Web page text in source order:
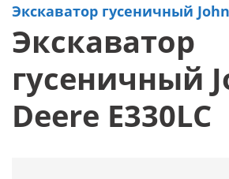
Экскаватор гусеничный John
Экскаватор
гусеничный
Deere E330LC